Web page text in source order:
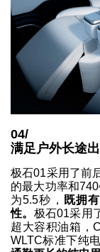
04/
满足户外长途
极石01采用了前
的最大功率和
为5.5秒，
既拥
性。 极石01采用
超大容积油箱，
WLTC标准下纯